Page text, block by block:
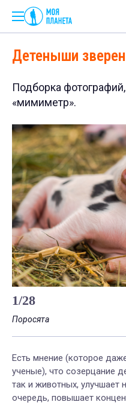
Детеныши
Подборка
«мимиметр».
1/28
Поросята
Есть мнение (которое
ученые), что созерцание
так и животных, улучшает
очередь, повышает